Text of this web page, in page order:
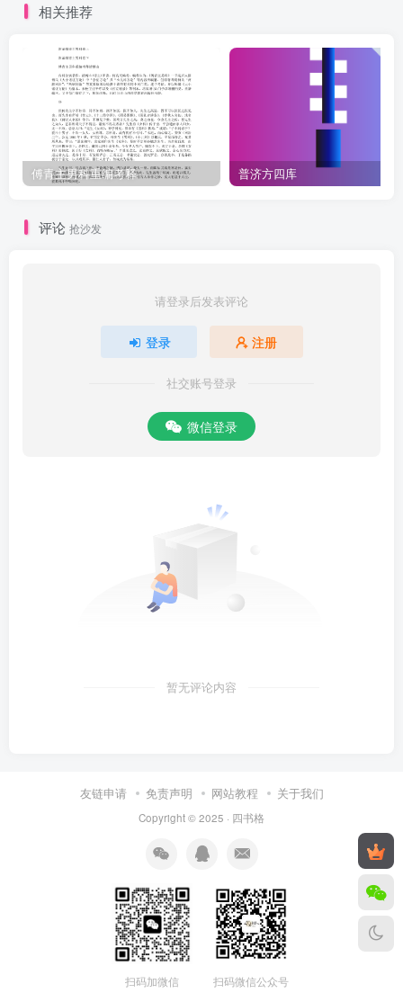
相关推荐
傅青主男科重编考释 普济方四库
评论 抢沙发
请登录后发表评论
登录 注册
社交账号登录
微信登录
暂无评论内容
友链申请 免责声明 网站教程 关于我们
Copyright © 2025 · 四书格
扫码加微信 扫码微信公众号